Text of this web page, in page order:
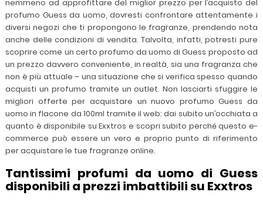
nemmeno ad approfittare del miglior prezzo per l’acquisto del
profumo Guess da uomo, dovresti confrontare attentamente i
diversi negozi che ti propongono le fragranze, prendendo nota
anche delle condizioni di vendita. Talvolta, infatti, potresti pure
scoprire come un certo profumo da uomo di Guess proposto ad
un prezzo davvero conveniente, in realtà, sia una fragranza che
non è più attuale – una situazione che si verifica spesso quando
acquisti un profumo tramite un outlet. Non lasciarti sfuggire le
migliori offerte per acquistare un nuovo profumo Guess da
uomo in flacone da 100ml tramite il web: dai subito un’occhiata a
quanto è disponibile su Exxtros e scopri subito perché questo e-
commerce può essere un vero e proprio punto di riferimento
per acquistare le tue fragranze online.
Tantissimi profumi da uomo di Guess
disponibili a prezzi imbattibili su Exxtros